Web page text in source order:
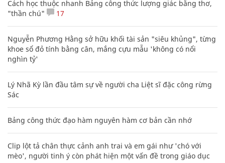
Cách học thuộc nhanh Bảng công thức lượng giác bằng thơ,
"thần chú"
17
Nguyễn Phương Hằng sở hữu khối tài sản "siêu khủng", từng
khoe sổ đỏ tính bằng cân, mắng cựu mẫu 'không có nổi
nghìn tỷ'
Lý Nhã Kỳ lần đầu tâm sự về người cha Liệt sĩ đặc công rừng
Sác
Bảng công thức đạo hàm nguyên hàm cơ bản cần nhớ
Clip lột tả chân thực cảnh anh trai và em gái như 'chó với
mèo', người tinh ý còn phát hiện một vấn đề trong giáo dục